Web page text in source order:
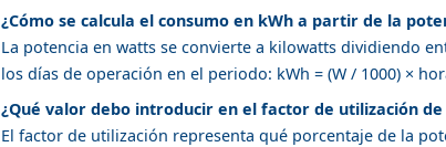
¿Cómo se calcula el consumo en kWh a partir de la
La potencia en watts se convierte a kilowatts dividiendo
los días de operación en el periodo: kWh = (W / 1000) ×
¿Qué valor debo introducir en el factor de utilización de
El factor de utilización representa qué porcentaje de la